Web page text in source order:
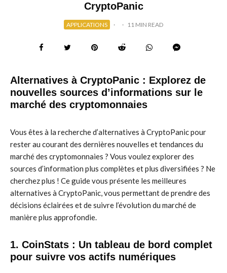
CryptoPanic
APPLICATIONS · · 11 MIN READ
Alternatives à CryptoPanic : Explorez de
nouvelles sources d’informations sur le
marché des cryptomonnaies
Vous êtes à la recherche d’alternatives à CryptoPanic pour
rester au courant des dernières nouvelles et tendances du
marché des cryptomonnaies ? Vous voulez explorer des
sources d’information plus complètes et plus diversifiées ? Ne
cherchez plus ! Ce guide vous présente les meilleures
alternatives à CryptoPanic, vous permettant de prendre des
décisions éclairées et de suivre l’évolution du marché de
manière plus approfondie.
1. CoinStats : Un tableau de bord complet
pour suivre vos actifs numériques